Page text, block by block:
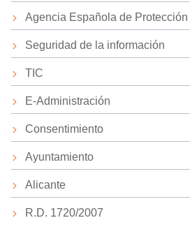
Agencia Española de
Seguridad de la información
TIC
E-Administración
Consentimiento
Ayuntamiento
Alicante
R.D. 1720/2007